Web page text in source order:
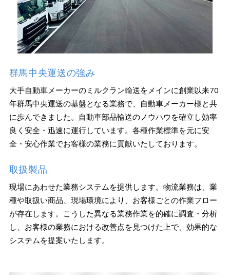
群馬中央運送の強み
大手自動車メーカーのミルクラン輸送をメインに創業以来70
年群馬中央運送の基盤となる業務で、自動車メーカー様と共
に歩んできました。自動車部品輸送のノウハウを確立し効率
良く安全・迅速に運行しています。各種作業標準を元に安
全・安心作業でお客様の業務に貢献いたしております。
取扱製品
現場にあわせた業務システムを提供します。物流業務は、業
種や取扱い商品、現場環境により、お客様ごとの作業フロー
が存在します。こうした異なる業務作業を的確に調査・分析
し、お客様の業務における改善点を見つけた上で、効果的な
システムを提案いたします。